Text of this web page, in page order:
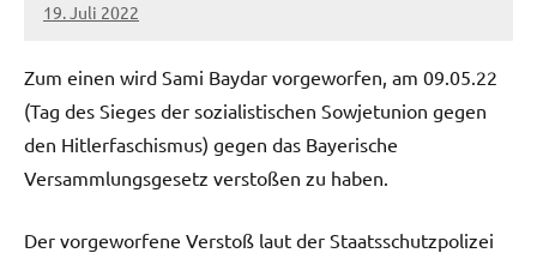
19. Juli 2022
network
Zum einen wird Sami Baydar vorgeworfen, am 09.05.22
(Tag des Sieges der sozialistischen Sowjetunion gegen
den Hitlerfaschismus) gegen das Bayerische
Versammlungsgesetz verstoßen zu haben.
Der vorgeworfene Verstoß laut der Staatsschutzpolizei